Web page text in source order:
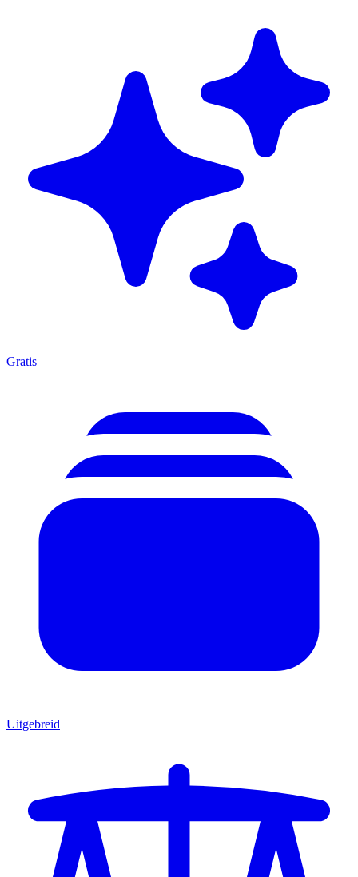
Gratis
Uitgebreid